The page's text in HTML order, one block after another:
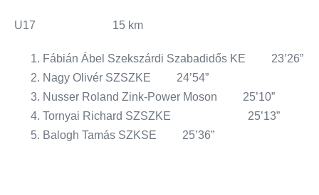
U17 15 km
Fábián Ábel Szekszárdi Szabadidős KE 23’26”
Nagy Olivér SZSZKE 24’54”
Nusser Roland Zink-Power Moson 25’10”
Tornyai Richard SZSZKE 25’13”
Balogh Tamás SZKSE 25’36”